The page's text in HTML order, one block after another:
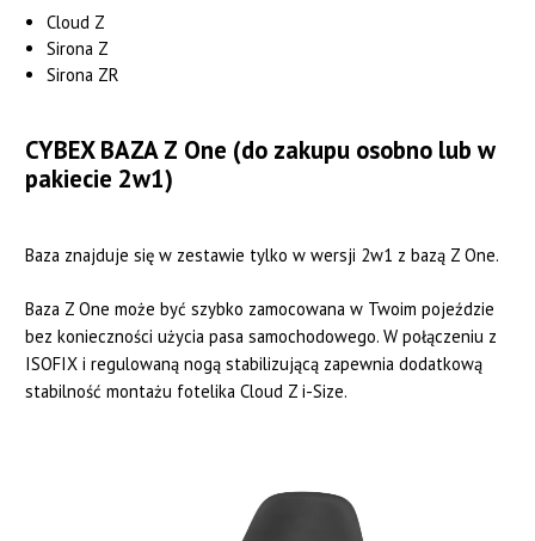
Cloud Z
Sirona Z
Sirona ZR
CYBEX BAZA Z One (do zakupu osobno lub w
pakiecie 2w1)
Baza znajduje się w zestawie tylko w wersji 2w1 z bazą Z One.
Baza Z One może być szybko zamocowana w Twoim pojeździe
bez konieczności użycia pasa samochodowego. W połączeniu z
ISOFIX i regulowaną nogą stabilizującą zapewnia dodatkową
stabilność montażu fotelika Cloud Z i-Size.